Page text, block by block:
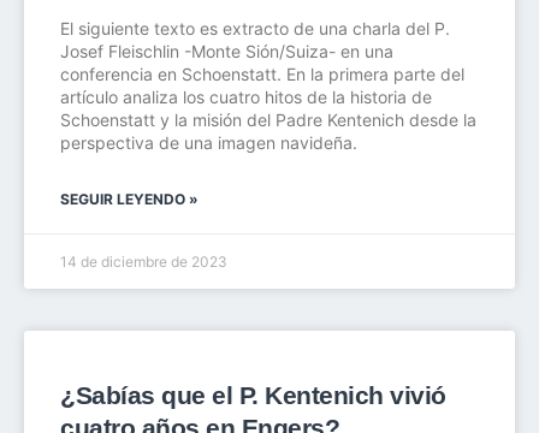
El siguiente texto es extracto de una charla del P.
Josef Fleischlin -Monte Sión/Suiza- en una
conferencia en Schoenstatt. En la primera parte del
artículo analiza los cuatro hitos de la historia de
Schoenstatt y la misión del Padre Kentenich desde la
perspectiva de una imagen navideña.
SEGUIR LEYENDO »
14 de diciembre de 2023
¿Sabías que el P. Kentenich vivió